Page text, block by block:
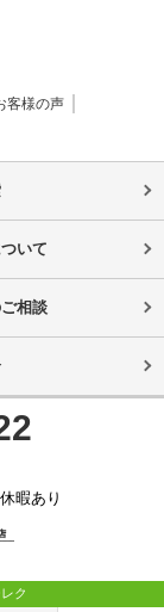
客様の声
いて
相談
暇あり
ク